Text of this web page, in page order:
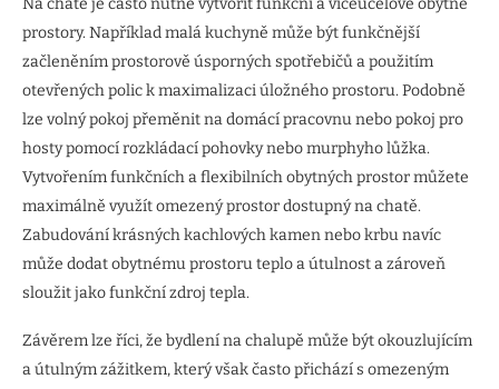
prostory. Například malá kuchyně může být funkčnější
začleněním prostorově úsporných spotřebičů a použitím
otevřených polic k maximalizaci úložného prostoru. Podobně
lze volný pokoj přeměnit na domácí pracovnu nebo pokoj pro
hosty pomocí rozkládací pohovky nebo murphyho lůžka.
Vytvořením funkčních a flexibilních obytných prostor můžete
maximálně využít omezený prostor dostupný na chatě.
Zabudování krásných kachlových kamen nebo krbu navíc
může dodat obytnému prostoru teplo a útulnost a zároveň
sloužit jako funkční zdroj tepla.
Závěrem lze říci, že bydlení na chalupě může být okouzlujícím
a útulným zážitkem, který však často přichází s omezeným